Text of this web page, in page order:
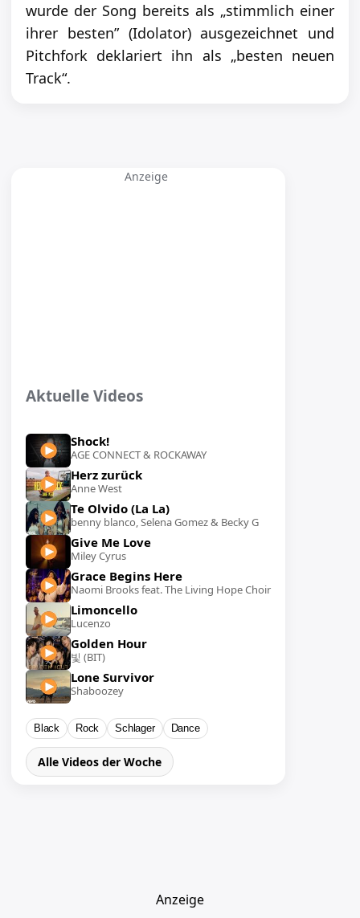
wurde der Song bereits als „stimmlich einer
ihrer besten” (Idolator) ausgezeichnet und
Pitchfork deklariert ihn als „besten neuen
Track“.
Anzeige
Aktuelle Videos
Shock!
AGE CONNECT & ROCKAWAY
Herz zurück
Anne West
Te Olvido (La La)
benny blanco, Selena Gomez & Becky G
Give Me Love
Miley Cyrus
Grace Begins Here
Naomi Brooks feat. The Living Hope Choir
Limoncello
Lucenzo
Golden Hour
빛 (BIT)
Lone Survivor
Shaboozey
Black Rock Schlager Dance
Alle Videos der Woche
Anzeige